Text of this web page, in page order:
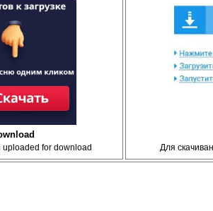
uploaded for download Для